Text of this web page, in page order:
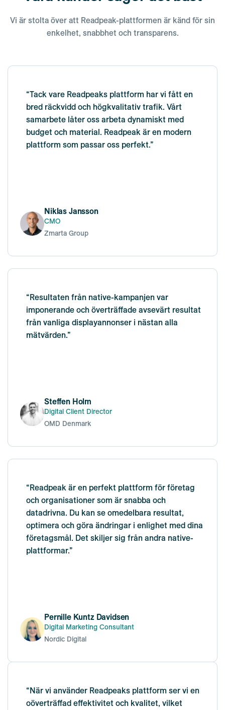
Vi är stolta över att Readpeak-plattformen är känd för sin
enkelhet, snabbhet och transparens.
“Tack vare Readpeaks plattform har vi fått en
bred räckvidd och högkvalitativ trafik. Vårt
samarbete låter oss arbeta dynamiskt med
budget och material. Readpeak är en modern
plattform som passar oss perfekt.”
Niklas Jansson
CMO
Zmarta Group
“Resultaten från native-kampanjen var
imponerande och överträffade avsevärt resultat
från vanliga displayannonser i nästan alla
mätvärden.”
Steffen Holm
Digital Client Director
OMD Denmark
“Readpeak är en perfekt plattform för företag
och organisationer som är snabba och
datadrivna. Du kan se omedelbara resultat,
optimera och göra ändringar i enlighet med dina
företagsmål. Det skiljer sig från andra native-
plattformar.”
Pernille Kuntz Davidsen
Digital Marketing Consultant
Nordic Digital
“När vi använder Readpeaks plattform ser vi en
oöverträffad effektivitet och kvalitet, vilket